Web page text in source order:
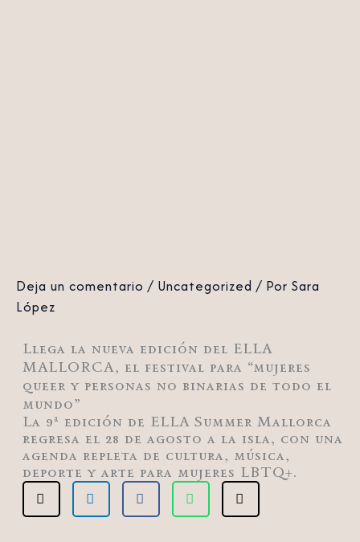
Deja un comentario / Uncategorized / Por Sara
López
Llega la nueva edición del ELLA
MALLORCA, el festival para “mujeres
queer y personas no binarias de todo el
mundo”
La 9ª edición de ELLA Summer Mallorca
regresa el 28 de agosto a la isla, con una
agenda repleta de cultura, música,
deporte y arte para mujeres LBTQ+.